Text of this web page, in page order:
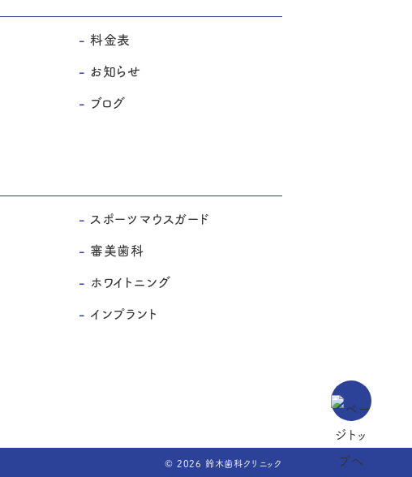
料金表
お知らせ
ブログ
スポーツマウスガード
審美歯科
ホワイトニング
インプラント
© 2026 鈴木歯科クリニック